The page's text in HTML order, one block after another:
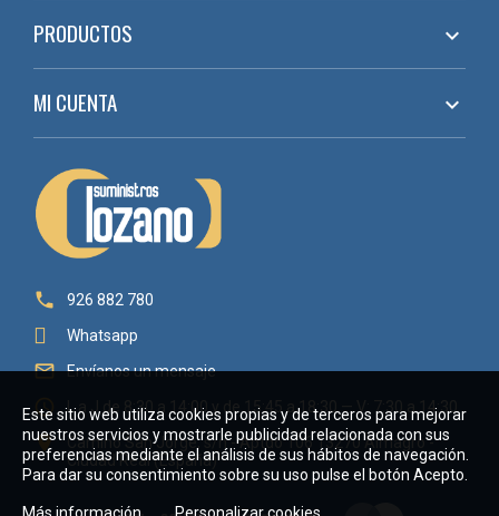
PRODUCTOS 
MI CUENTA 

926 882 780
Whatsapp
 Envíanos un mensaje
 L a J de 8:30 a 14:00 y de 15:45 a 18:30 — V: 7:30 a 14:30

Camino San Jorge, s/n - Aptdo 106 13270 Almagro -
Ciudad Real (España)
Este sitio web utiliza cookies propias y de terceros para mejorar
nuestros servicios y mostrarle publicidad relacionada con sus
preferencias mediante el análisis de sus hábitos de navegación.
Para dar su consentimiento sobre su uso pulse el botón Acepto.